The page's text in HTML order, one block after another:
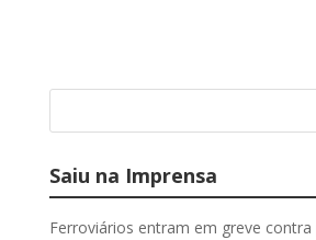
Saiu na Imprensa
Ferroviários entram em greve contra